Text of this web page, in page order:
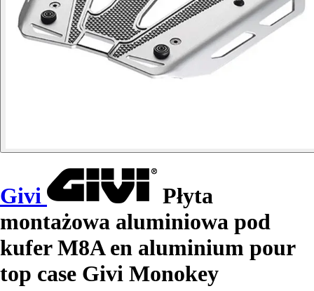
Givi
Płyta
montażowa aluminiowa pod
kufer M8A en aluminium pour
top case Givi Monokey